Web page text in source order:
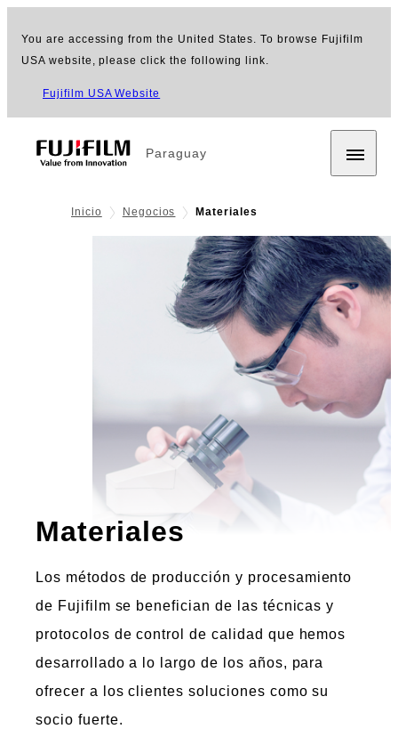
You are accessing from the United States. To browse Fujifilm
USA website, please click the following link.
Fujifilm USA Website
Paraguay
Inicio Negocios Materiales
Materiales
Los métodos de producción y procesamiento
de Fujifilm se benefician de las técnicas y
protocolos de control de calidad que hemos
desarrollado a lo largo de los años, para
ofrecer a los clientes soluciones como su
socio fuerte.